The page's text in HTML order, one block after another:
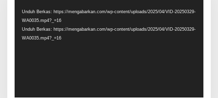
Unduh Berkas: https://mengabarkan.com/wp-content/uploads/2025/04/VID-20250329-
WA0035.mp4?_=16
Unduh Berkas: https://mengabarkan.com/wp-content/uploads/2025/04/VID-20250329-
WA0035.mp4?_=16